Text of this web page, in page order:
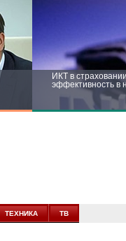
ИКТ в
эффективность в
новых условиях
ТЕХНИКА ТВ